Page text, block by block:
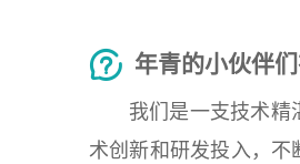
年青的小伙伴
我们是一支技术精
术创新和研发投入，